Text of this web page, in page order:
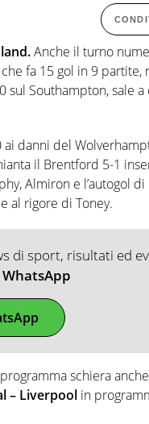
Anche il turno
fa 15 gol in 9 partite,
sul Southampton, sale a
ai danni del
il Brentford 5-1
Almiron e l’autogol di
al rigore di Toney.
di sport, risultati ed
WhatsApp
schiera
– Liverpool in